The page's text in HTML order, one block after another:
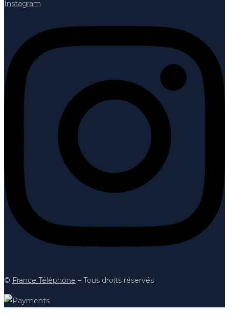
Instagram
© France Téléphone – Tous droits réservés